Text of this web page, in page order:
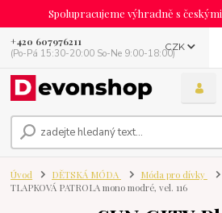
Spolupracujeme výhradně s
CZK
+420 607976211
(Po-Pá 15:30-20:00 So-Ne 9:00-18:00)
Úvod DĚTSKÁ MÓDA Móda pro dívky
TLAPKOVÁ PATROLA mono modré, vel. 116